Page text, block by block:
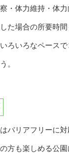
・体力維持・体
た場合の所要時
ろいろなペース
。
バリアフリーに
方も楽しめる公園